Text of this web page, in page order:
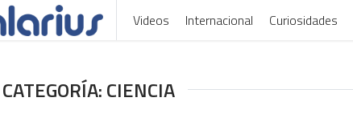
Videos Internacional Curiosidades
CATEGORÍA: CIENCIA